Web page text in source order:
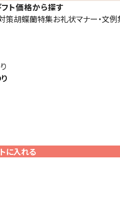
ト価格から探す
策胡蝶蘭特集お礼状マナー・文
に入れる